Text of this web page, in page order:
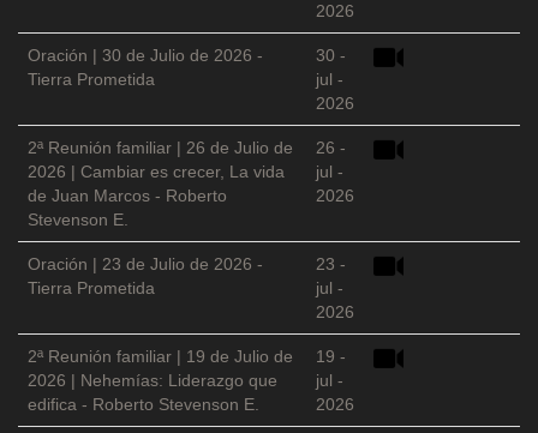
2026
Oración | 30 de Julio de 2026 -
Tierra Prometida
30 -
jul -
2026
2ª Reunión familiar | 26 de Julio de
2026 | Cambiar es crecer, La vida
de Juan Marcos - Roberto
Stevenson E.
26 -
jul -
2026
Oración | 23 de Julio de 2026 -
Tierra Prometida
23 -
jul -
2026
2ª Reunión familiar | 19 de Julio de
2026 | Nehemías: Liderazgo que
edifica - Roberto Stevenson E.
19 -
jul -
2026